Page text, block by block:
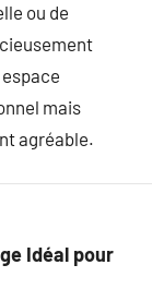
ou de
mais
agréable.
Idéal pour